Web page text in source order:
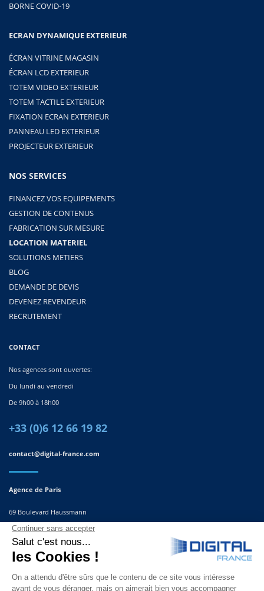
BORNE COVID-19
ECRAN DYNAMIQUE EXTERIEUR
ÉCRAN VITRINE MAGASIN
ÉCRAN LCD EXTERIEUR
TOTEM VIDEO EXTERIEUR
TOTEM TACTILE EXTERIEUR
FIXATION ECRAN EXTERIEUR
PANNEAU LED EXTERIEUR
PROJECTEUR EXTERIEUR
NOS SERVICES
FINANCEZ VOS EQUIPEMENTS
GESTION DE CONTENUS
FABRICATION SUR MESURE
LOCATION MATERIEL
SOLUTIONS METIERS
BLOG
DEMANDE DE DEVIS
DEVENEZ REVENDEUR
RECRUTEMENT
CONTACT
Nos agences sont ouvertes:
Du lundi au vendredi
De 9h00 à 18h00
+33 (0)6 12 66 19 82
contact@digital-france.com
Agence de Paris
69 Boulevard Haussmann
75008, Paris
France
Agence du Sud-Est